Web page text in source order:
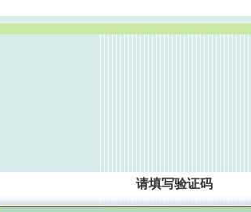
请填写验证码